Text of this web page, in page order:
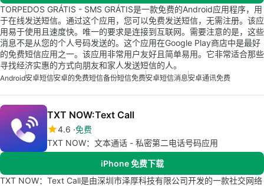
TORPEDOS GRÁTIS - SMS GRÁTIS是一款免费的Android应用程序，用
于在线发送短信。通过这个应用，您可以免费发送短信，无需注册。该应
用易于使用且速度快。唯一的要求是连接到互联网。需要注意的是，这些
消息不是从您的个人号码发送的。这个应用在Google Play商店中是最好
的免费短信应用之一。该应用非常用户友好且简单易用。它非常适合那些
寻找经济实惠的方式向朋友和家人发送短信的人。
Android安卓短信安卓的免费短信备份短信免费安卓短信消息安卓通讯免费
TXT NOW:Text Call
4.6 免费
TXT NOW：文本通话 - 私密第二电话号码应用
iPhone 免费下载
TXT NOW：Text Call是由深圳市泽厚科技有限公司开发的一款社交网络